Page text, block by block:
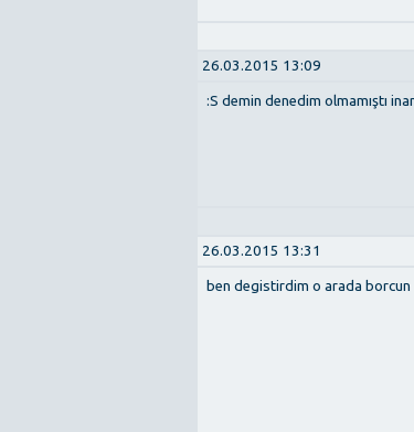
26.03.2015 13:09
:S demin denedim olmamıştı
26.03.2015 13:31
ben degistirdim o arada borcun